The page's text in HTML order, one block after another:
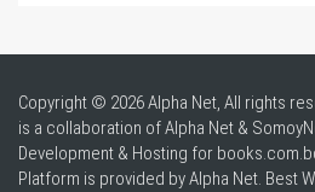
Copyright © 2026 Alpha Net, All rights
is a collaboration of Alpha Net &
Development & Hosting for
Platform is provided by Alpha Net. Best